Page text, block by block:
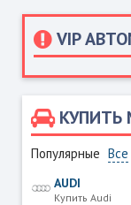
VIP
Популярные Все
AUDI
Купить Audi